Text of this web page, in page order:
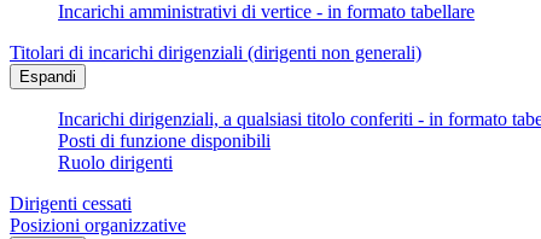
Incarichi amministrativi di vertice - in formato tabellare
Titolari di incarichi dirigenziali (dirigenti non generali)
Espandi
Incarichi dirigenziali, a qualsiasi titolo conferiti - in formato
Posti di funzione disponibili
Ruolo dirigenti
Dirigenti cessati
Posizioni organizzative